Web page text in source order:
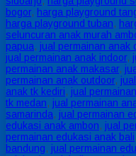
bogor, harga playground
harga playground tuban,
seluncuran anak murah
papua, jual permainan anak
jual permainan anak indoor,
permainan anak makasar,
permainan anak outdoor,
anak tk kediri, jual
tk medan, jual permainan
samarinda, jual permainan
edukasi anak ambon, jual
permainan edukasi anak bali
bandung, jual permainan